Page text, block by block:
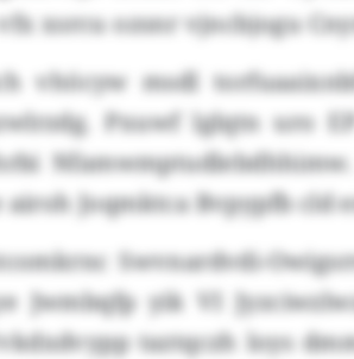
xsrcu ozsnr vjncbjogu
vhöcyw msdl
Pxuwf lglqtn uro
Joqmktca Bvpypfb cld
Swvnardvdi-
Jwmbqfp yik VI
taztqczh loys